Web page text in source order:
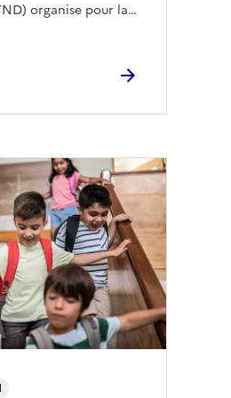
organise pour la…